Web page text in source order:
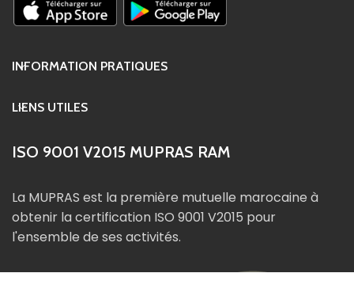
INFORMATION PRATIQUES
LIENS UTILES
ISO 9001 V2015 MUPRAS RAM
La MUPRAS est la première mutuelle marocaine à
obtenir la certification ISO 9001 V2015 pour
l'ensemble de ses activités.